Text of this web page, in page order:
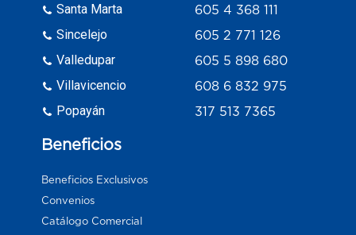
Santa Marta
Sincelejo
Valledupar
Villavicencio
Popayán
605 4 368 111
605 2 771 126
605 5 898 680
608 6 832 975
317 513 7365
Beneficios
Beneficios Exclusivos
Convenios
Catálogo Comercial